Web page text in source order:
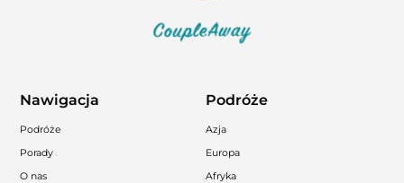
Nawigacja
Podróże
Porady
O nas
Podróże
Azja
Europa
Afryka